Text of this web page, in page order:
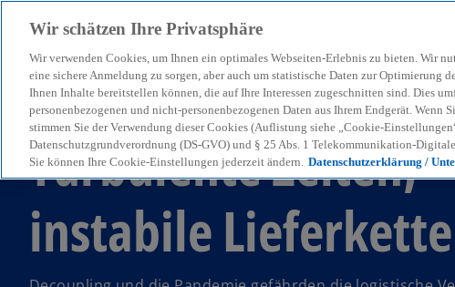
menu
Turbulente Zeiten,
instabile
Wir schätzen Ihre Privatsphäre
Wir verwenden Cookies, um Ihnen ein optimales Webseiten-Erlebnis zu bieten. Wir
eine sichere Anmeldung zu sorgen, aber auch um statistische Daten zur Optimierung
Ihnen Inhalte bereitstellen können, die auf Ihre Interessen zugeschnitten sind. Dies
personenbezogenen und nicht-personenbezogenen Daten aus Ihrem Endgerät. Wenn
stimmen Sie der Verwendung dieser Cookies (Auflistung siehe „Cookie-
Datenschutzgrundverordnung (DS-GVO) und § 25 Abs. 1 Telekommunikation-
Sie können Ihre Cookie-Einstellungen jederzeit ändern. Datenschutzerklärung /